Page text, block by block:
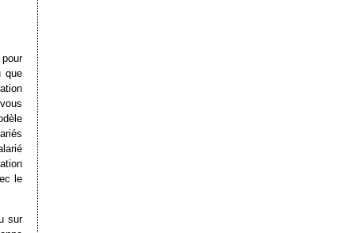
que
le
sur